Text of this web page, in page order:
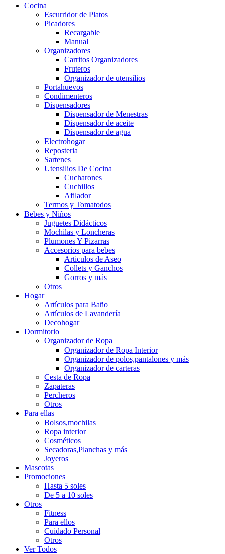
Cocina
Escurridor de Platos
Picadores
Recargable
Manual
Organizadores
Carritos Organizadores
Fruteros
Organizador de utensilios
Portahuevos
Condimenteros
Dispensadores
Dispensador de Menestras
Dispensador de aceite
Dispensador de agua
Electrohogar
Reposteria
Sartenes
Utensilios De Cocina
Cucharones
Cuchillos
Afilador
Termos y Tomatodos
Bebes y Niños
Juguetes Didácticos
Mochilas y Loncheras
Plumones Y Pizarras
Accesorios para bebes
Articulos de Aseo
Collets y Ganchos
Gorros y más
Otros
Hogar
Artículos para Baño
Artículos de Lavandería
Decohogar
Dormitorio
Organizador de Ropa
Organizador de Ropa Interior
Organizador de polos,pantalones y más
Organizador de carteras
Cesta de Ropa
Zapateras
Percheros
Otros
Para ellas
Bolsos,mochilas
Ropa interior
Cosméticos
Secadoras,Planchas y más
Joyeros
Mascotas
Promociones
Hasta 5 soles
De 5 a 10 soles
Otros
Fitness
Para ellos
Cuidado Personal
Otros
Ver Todos